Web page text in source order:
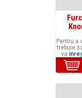
Pentru a
trebuie
va